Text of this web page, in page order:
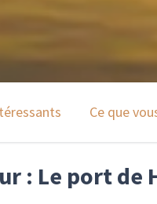
Ce que
: Le port de